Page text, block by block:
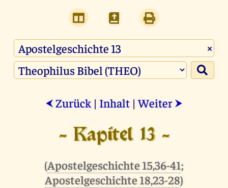
×
⮜ Zurück | Inhalt |Weiter ⮞
- Kapitel 13 -
(Apostelgeschichte 15,36-41;
Apostelgeschichte 18,23-28)